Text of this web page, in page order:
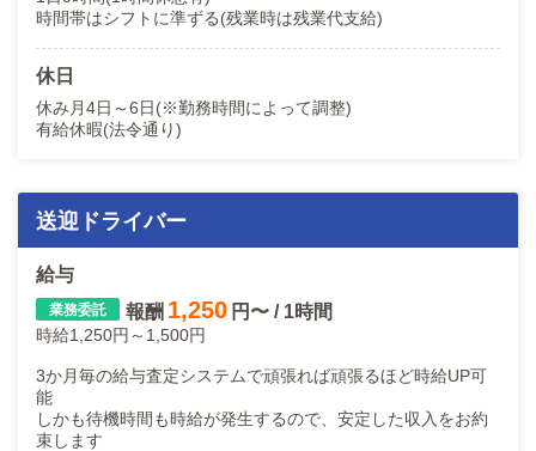
時間帯はシフトに準ずる(残業時は残業代支給)
休日
休み月4日～6日(※勤務時間によって調整)
有給休暇(法令通り)
送迎ドライバー
給与
報酬 1,250 円〜 / 1時間
時給1,250円～1,500円
3か月毎の給与査定システムで頑張れば頑張るほど時給UP可
能
しかも待機時間も時給が発生するので、安定した収入をお約
束します